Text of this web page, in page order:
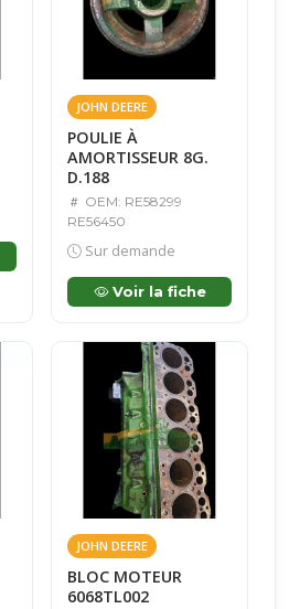
JOHN DEERE
POULIE À
AMORTISSEUR 8G.
D.188
OEM: RE58299
RE56450
Sur demande
Voir la fiche
JOHN DEERE
BLOC MOTEUR
6068TL002